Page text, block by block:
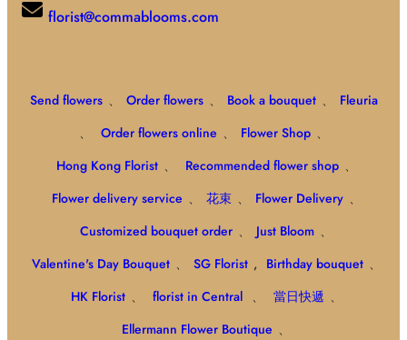
florist@commablooms.com
Send flowers 、 Order flowers 、 Book a bouquet 、
Fleuria
、
Order flowers online 、 Flower Shop 、
Hong Kong Florist 、 Recommended flower shop 、
Flower delivery service 、 花束 、 Flower Delivery 、
Customized bouquet order 、 Just Bloom 、
Valentine's Day Bouquet 、 SG Florist , Birthday bouquet 、
HK Florist 、 florist in Central 、 當日快遞 、
Ellermann Flower Boutique 、